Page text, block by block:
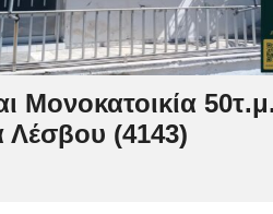
Μονοκατοικία 50τ.μ.
Λέσβου (4143)